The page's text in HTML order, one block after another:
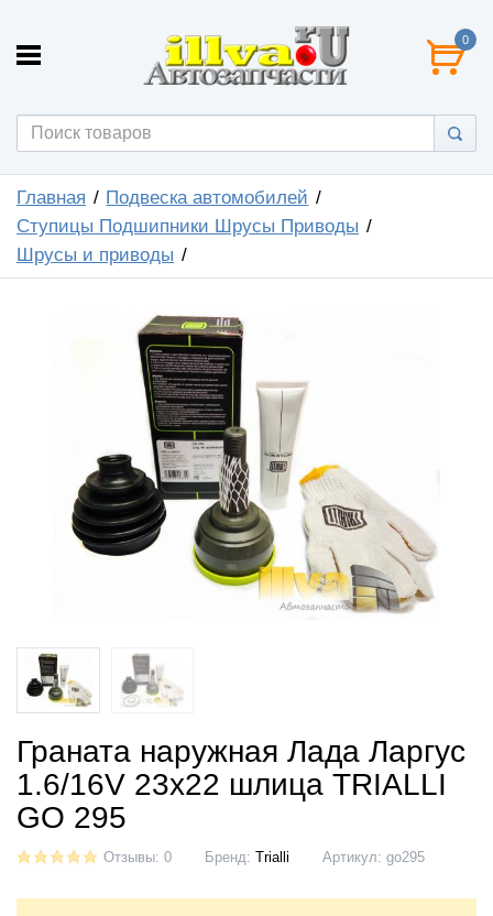
0
Главная
Подвеска автомобилей
Ступицы Подшипники Шрусы Приводы
Шрусы и приводы
Граната наружная Лада Ларгус
1.6/16V 23x22 шлица TRIALLI
GO 295
Отзывы: 0 Бренд: Trialli Артикул: go295